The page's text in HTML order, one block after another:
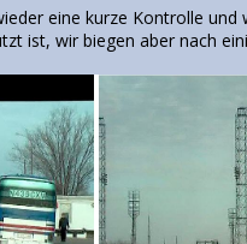
eine kurze Kontrolle
ist, wir biegen aber nach